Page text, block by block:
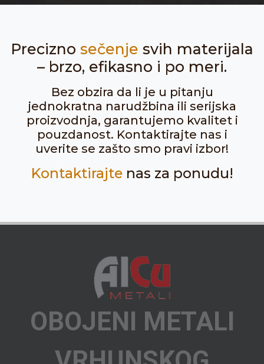
Precizno sečenje svih materijala
– brzo, efikasno i po meri.
Bez obzira da li je u pitanju
jednokratna narudžbina ili serijska
proizvodnja, garantujemo kvalitet i
pouzdanost. Kontaktirajte nas i
uverite se zašto smo pravi izbor!
Kontaktirajtenas za ponudu!
OBOJENI METALI